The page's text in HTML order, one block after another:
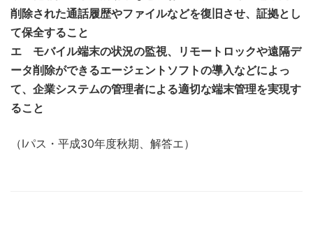
削除された通話履歴やファイルなどを復旧させ、証拠とし
て保全すること
エ モバイル端末の状況の監視、リモートロックや遠隔デ
ータ削除ができるエージェントソフトの導入などによっ
て、企業システムの管理者による適切な端末管理を実現す
ること
（Iパス・平成30年度秋期、解答エ）